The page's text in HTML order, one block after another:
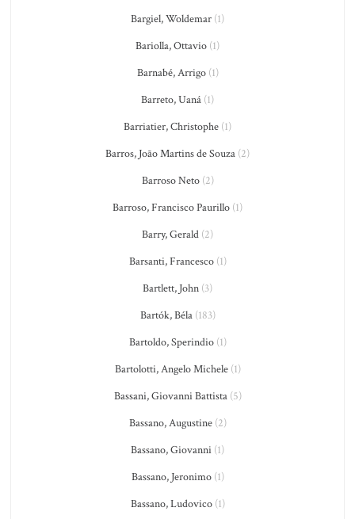
Bargiel, Woldemar (1)
Bariolla, Ottavio (1)
Barnabé, Arrigo(1)
Barreto, Uaná (1)
Barriatier, Christophe (1)
Barros, João Martins de Souza (2)
Barroso Neto(2)
Barroso, Francisco Paurillo (1)
Barry, Gerald (2)
Barsanti, Francesco(1)
Bartlett, John (3)
Bartók, Béla(183)
Bartoldo, Sperindio(1)
Bartolotti, Angelo Michele(1)
Bassani, Giovanni Battista(5)
Bassano, Augustine(2)
Bassano, Giovanni (1)
Bassano, Jeronimo(1)
Bassano, Ludovico(1)